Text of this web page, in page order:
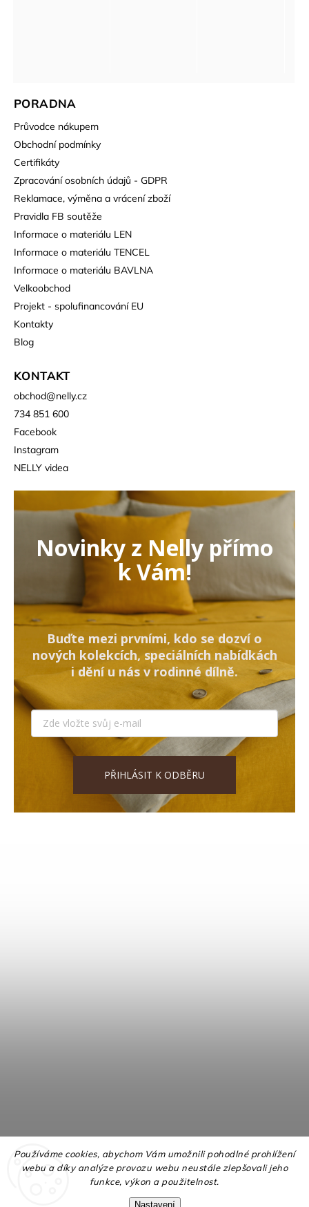
Používáme cookies, abychom Vám umožnili pohodlné prohlížení
webu a díky analýze provozu webu neustále zlepšovali jeho
funkce, výkon a použitelnost.
Nastavení
PORADNA
Průvodce nákupem
Obchodní podmínky
Certifikáty
Zpracování osobních údajů - GDPR
Reklamace, výměna a vrácení zboží
Pravidla FB soutěže
Informace o materiálu LEN
Informace o materiálu TENCEL
Informace o materiálu BAVLNA
Velkoobchod
Projekt - spolufinancování EU
Kontakty
Blog
KONTAKT
obchod@nelly.cz
734 851 600
Facebook
Instagram
NELLY videa
Novinky z Nelly přímo
k Vám!
Buďte mezi prvními, kdo se dozví o
nových kolekcích, speciálních nabídkách
i dění u nás v rodinné dílně.
PŘIHLÁSIT K ODBĚRU